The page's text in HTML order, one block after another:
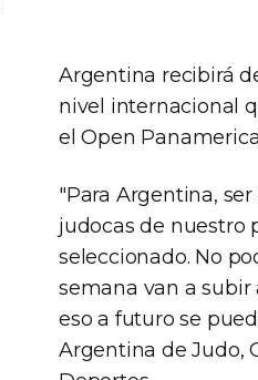
Argentina recibirá
nivel internacional
el Open
"Para Argentina,
judocas de nuestro
seleccionado. No
semana van a
eso a futuro se
Argentina de Judo,